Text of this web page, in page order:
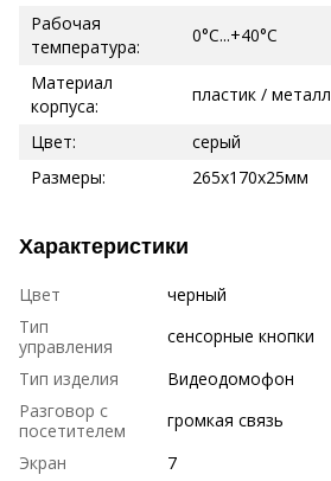
Рабочая
температура:
0°C...+40°C
Материал
корпуса:
пластик / металл
Цвет:
серый
Размеры:
265х170х25мм
Характеристики
Цвет
черный
Тип
управления
сенсорные кнопки
Тип изделия
Видеодомофон
Разговор с
посетителем
громкая связь
Экран
7